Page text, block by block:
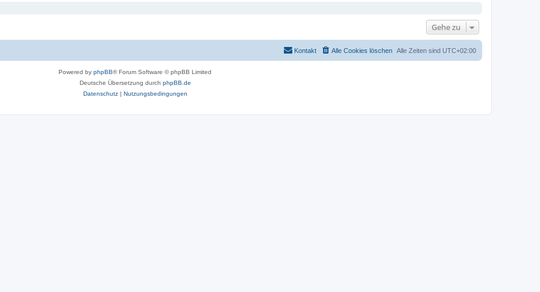
Gehe zu
Alle Zeiten sind UTC+02:00
Alle Cookies löschen
Kontakt
Powered by phpBB® Forum Software © phpBB Limited
Deutsche Übersetzung durch phpBB.de
Datenschutz| Nutzungsbedingungen